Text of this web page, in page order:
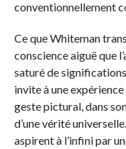
conventionnellement
Ce que Whiteman
conscience aiguë que
saturé de
invite à une
geste pictural, dans
d’une vérité
aspirent à l’infini par